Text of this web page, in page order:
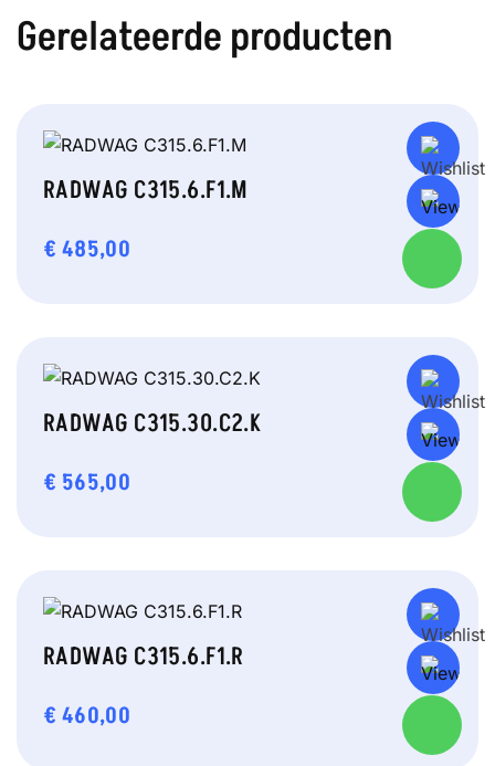
Gerelateerde producten
RADWAG C315.6.F1.M
€ 485,00
RADWAG C315.30.C2.K
€ 565,00
RADWAG C315.6.F1.R
€ 460,00